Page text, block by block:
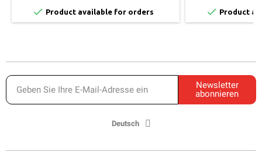
 Product available for orders  Product
Newsletter
abonnieren
Deutsch